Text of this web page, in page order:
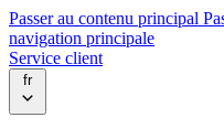
Passer au contenu principal
navigation principale
Service client
fr